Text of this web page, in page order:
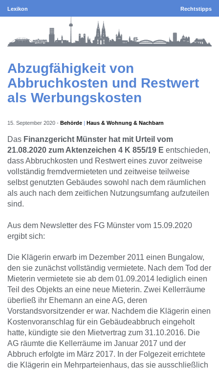
Lexikon Rechtstipps
Abzugfähigkeit von
Abbruchkosten und Restwert
als Werbungskosten
15. September 2020 - Behörde Haus & Wohnung & Nachbarn
Das Finanzgericht Münster hat mit Urteil vom
21.08.2020 zum Aktenzeichen 4 K 855/19 E entschieden,
dass Abbruchkosten und Restwert eines zuvor zeitweise
vollständig fremdvermieteten und zeitweise teilweise
selbst genutzten Gebäudes sowohl nach dem räumlichen
als auch nach dem zeitlichen Nutzungsumfang aufzuteilen
sind.
Aus dem Newsletter des FG Münster vom 15.09.2020
ergibt sich:
Die Klägerin erwarb im Dezember 2011 einen Bungalow,
den sie zunächst vollständig vermietete. Nach dem Tod der
Mieterin vermietete sie ab dem 01.09.2014 lediglich einen
Teil des Objekts an eine neue Mieterin. Zwei Kellerräume
überließ ihr Ehemann an eine AG, deren
Vorstandsvorsitzender er war. Nachdem die Klägerin einen
Kostenvoranschlag für ein Gebäudeabbruch eingeholt
hatte, kündigte sie den Mietvertrag zum 31.10.2016. Die
AG räumte die Kellerräume im Januar 2017 und der
Abbruch erfolgte im März 2017. In der Folgezeit errichtete
die Klägerin ein Mehrparteienhaus, das sie ausschließlich